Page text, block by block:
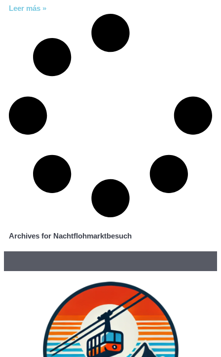
Leer más »
Archives for Nachtflohmarktbesuch